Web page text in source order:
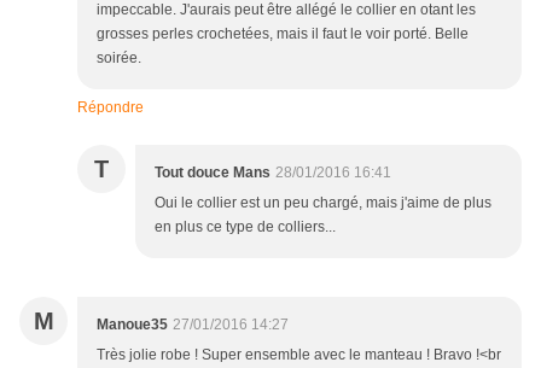
impeccable. J'aurais peut être allégé le collier en otant les
grosses perles crochetées, mais il faut le voir porté. Belle
soirée.
Répondre
T Tout douce Mans 28/01/2016 16:41
Oui le collier est un peu chargé, mais j'aime de plus
en plus ce type de colliers...
M Manoue35 27/01/2016 14:27
Très jolie robe ! Super ensemble avec le manteau ! Bravo !<br